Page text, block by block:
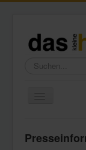
Suchen...